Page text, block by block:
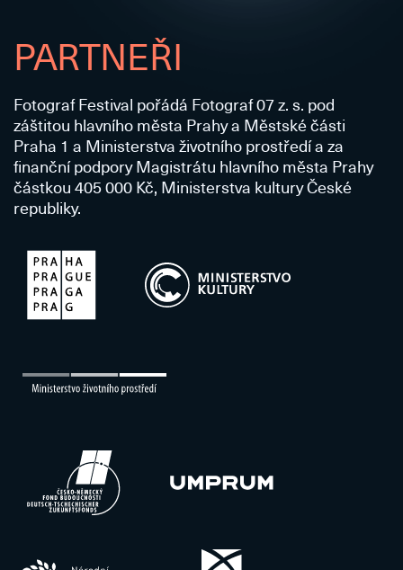
PARTNEŘI
Fotograf Festival pořádá Fotograf 07 z. s. pod
záštitou hlavního města Prahy a Městské části
Praha 1 a Ministerstva životního prostředí a za
finanční podpory Magistrátu hlavního města Prahy
částkou 405 000 Kč, Ministerstva kultury České
republiky.